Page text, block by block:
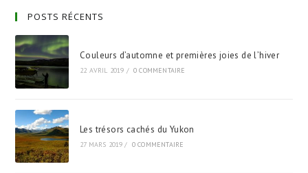
POSTS RÉCENTS
Couleurs d’automne et premières joies de l’hiver
22 AVRIL 2019 / 0 COMMENTAIRE
Les trésors cachés du Yukon
27 MARS 2019 / 0 COMMENTAIRE